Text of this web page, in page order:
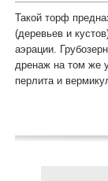
Такой торф
(деревьев и
аэрации.
дренаж на том же
перлита и